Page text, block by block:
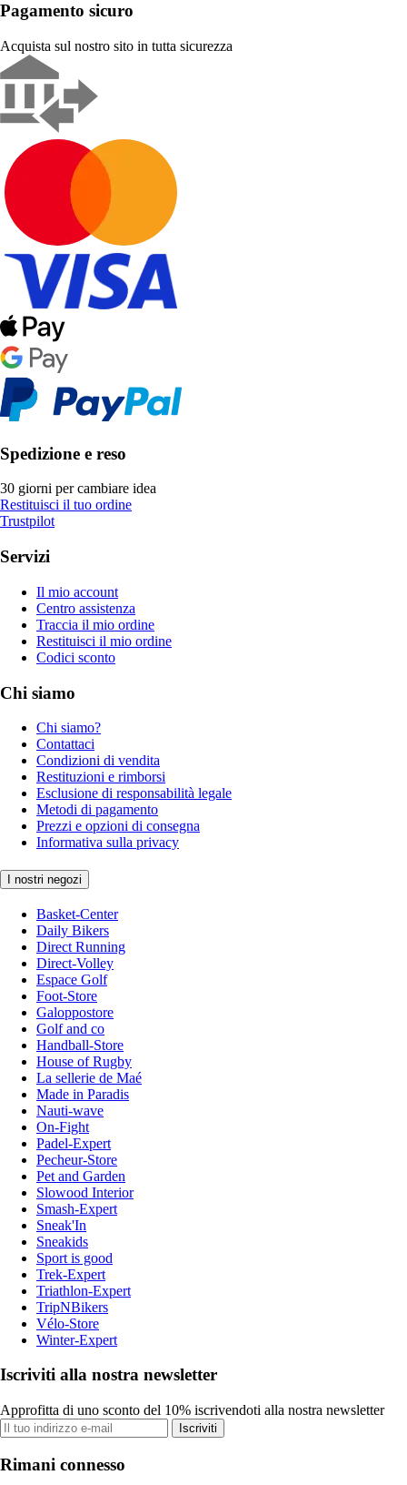
Pagamento sicuro
Acquista sul nostro sito in tutta sicurezza
Spedizione e reso
30 giorni per cambiare idea
Restituisci il tuo ordine
Trustpilot
Servizi
Il mio account
Centro assistenza
Traccia il mio ordine
Restituisci il mio ordine
Codici sconto
Chi siamo
Chi siamo?
Contattaci
Condizioni di vendita
Restituzioni e rimborsi
Esclusione di responsabilità legale
Metodi di pagamento
Prezzi e opzioni di consegna
Informativa sulla privacy
I nostri negozi
Basket-Center
Daily Bikers
Direct Running
Direct-Volley
Espace Golf
Foot-Store
Galoppostore
Golf and co
Handball-Store
House of Rugby
La sellerie de Maé
Made in Paradis
Nauti-wave
On-Fight
Padel-Expert
Pecheur-Store
Pet and Garden
Slowood Interior
Smash-Expert
Sneak'In
Sneakids
Sport is good
Trek-Expert
Triathlon-Expert
TripNBikers
Vélo-Store
Winter-Expert
Iscriviti alla nostra newsletter
Approfitta di uno sconto del 10% iscrivendoti alla nostra newsletter
Iscriviti
Rimani connesso